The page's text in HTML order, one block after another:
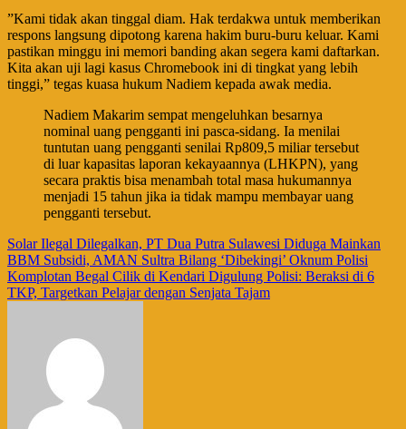
​”Kami tidak akan tinggal diam. Hak terdakwa untuk memberikan
respons langsung dipotong karena hakim buru-buru keluar. Kami
pastikan minggu ini memori banding akan segera kami daftarkan.
Kita akan uji lagi kasus Chromebook ini di tingkat yang lebih
tinggi,” tegas kuasa hukum Nadiem kepada awak media.
Nadiem Makarim sempat mengeluhkan besarnya
nominal uang pengganti ini pasca-sidang. Ia menilai
tuntutan uang pengganti senilai Rp809,5 miliar tersebut
di luar kapasitas laporan kekayaannya (LHKPN), yang
secara praktis bisa menambah total masa hukumannya
menjadi 15 tahun jika ia tidak mampu membayar uang
pengganti tersebut.
Navigasi
pos
Solar Ilegal Dilegalkan, PT Dua Putra Sulawesi Diduga Mainkan
BBM Subsidi, AMAN Sultra Bilang ‘Dibekingi’ Oknum Polisi
Komplotan Begal Cilik di Kendari Digulung Polisi: Beraksi di 6
TKP, Targetkan Pelajar dengan Senjata Tajam